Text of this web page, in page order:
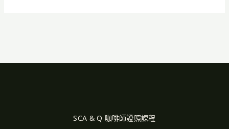
SCA & Q 咖啡師證照課程